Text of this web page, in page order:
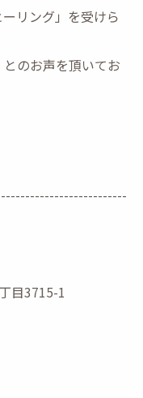
リング」を受けら
のお声を頂いてお
目3715-1